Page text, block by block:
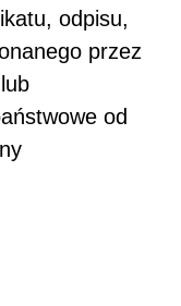
odpisu,
przez
od